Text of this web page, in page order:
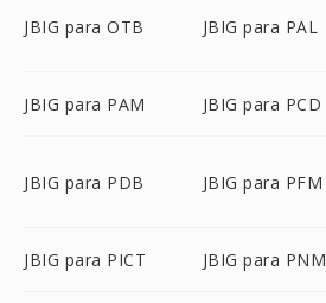
JBIG para OTB JBIG para PAL
JBIG para PAM JBIG para PCD
JBIG para PDB JBIG para PFM
JBIG para PICT JBIG para PNM